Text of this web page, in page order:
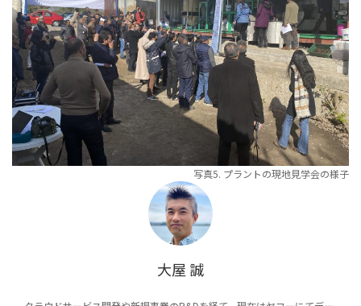
写真5. プラントの現地見学会の様子
大屋 誠